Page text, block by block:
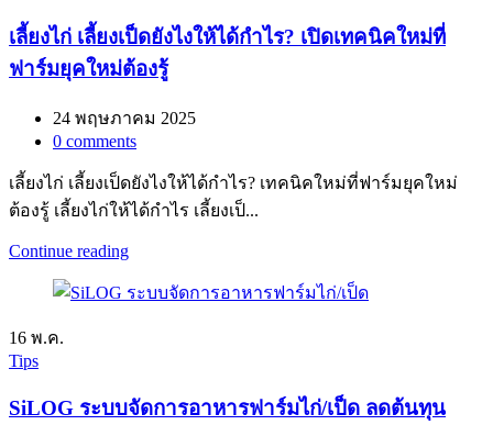
เลี้ยงไก่ เลี้ยงเป็ดยังไงให้ได้กำไร? เปิดเทคนิคใหม่ที่
ฟาร์มยุคใหม่ต้องรู้
24 พฤษภาคม 2025
0 comments
เลี้ยงไก่ เลี้ยงเป็ดยังไงให้ได้กำไร? เทคนิคใหม่ที่ฟาร์มยุคใหม่
ต้องรู้ เลี้ยงไก่ให้ได้กำไร เลี้ยงเป็...
Continue reading
16 พ.ค.
Tips
SiLOG ระบบจัดการอาหารฟาร์มไก่/เป็ด ลดต้นทุน